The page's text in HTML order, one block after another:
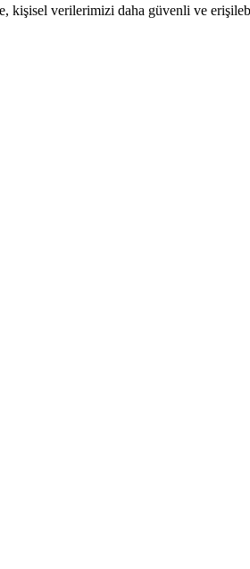
verilerimizi daha güvenli ve